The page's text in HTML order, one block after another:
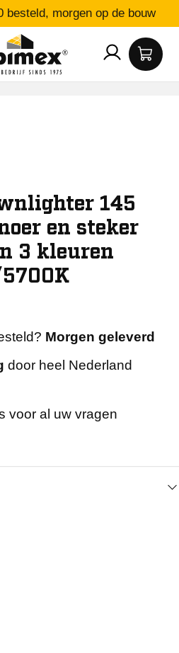
14:00 besteld, morgen op de
145
en steker
3 kleuren
Morgen geleverd
door heel Nederland
voor al uw vragen